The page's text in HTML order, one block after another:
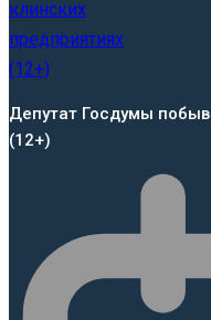
Депутат Госдумы
(12+)